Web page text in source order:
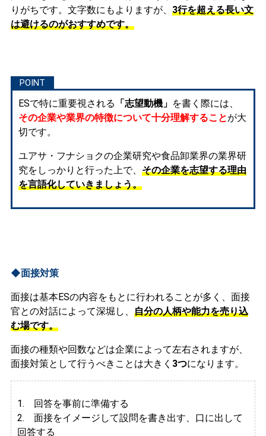
りがちです。文字数にもよりますが、 3行を超える長い文
は避けるのがおすすめです。
ESで特に重要視される 「志望動機」 を書く際には、
その企業や業界の特徴について十分理解することが大
切です。
ユアサ・フナショクの企業研究や食品卸業界の業界研
究をしっかりと行った上で、 その企業を志望する理由
を言語化していきましょう。
◆面接対策
面接は基本ESの内容をもとに行われることが多く、面接
官との対話によって深堀し、 自分の人柄や能力を売り込
む場です。
面接の種類や回数などは企業によって左右されますが、
面接対策として行うべきことは大きく 3つになります。
1. 回答を事前に準備する
2. 面接をイメージして設問を書き出す、口に出して
回答する